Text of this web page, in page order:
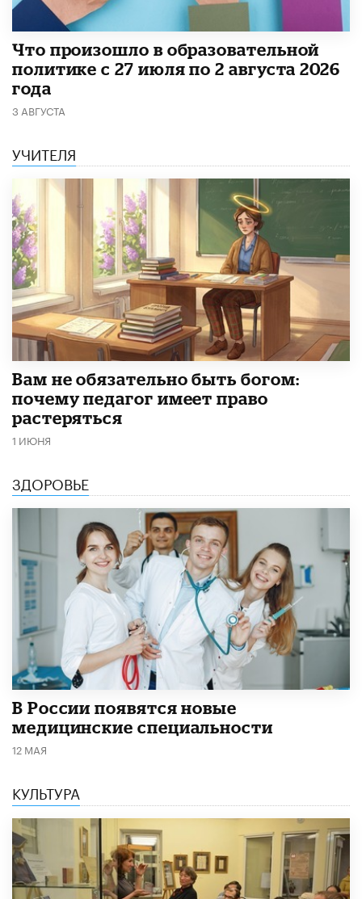
​Что произошло в образовательной
политике с 27 июля по 2 августа 2026
года
3 АВГУСТА
УЧИТЕЛЯ
​Вам не обязательно быть богом:
почему педагог имеет право
растеряться
1 ИЮНЯ
ЗДОРОВЬЕ
В России появятся новые
медицинские специальности
12 МАЯ
КУЛЬТУРА